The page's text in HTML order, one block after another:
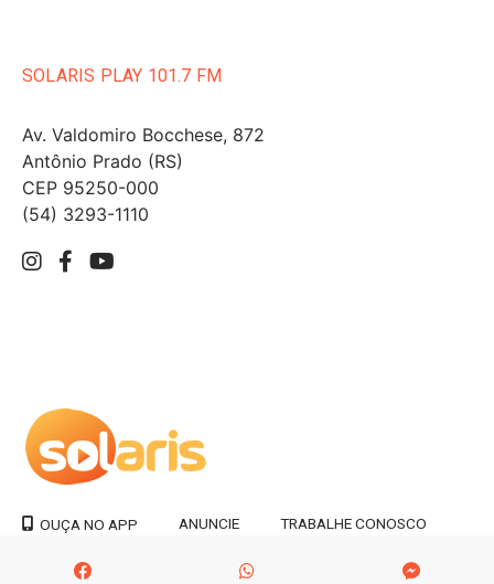
SOLARIS PLAY 101.7 FM
Av. Valdomiro Bocchese, 872
Antônio Prado (RS)
CEP 95250-000
(54) 3293-1110
OUÇA NO APP ANUNCIE TRABALHE CONOSCO